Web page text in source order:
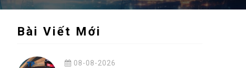
Bài Viết Mới
08-08-2026